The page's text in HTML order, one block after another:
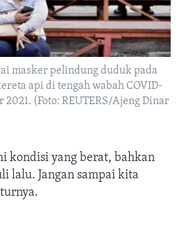
masker pelindung duduk pada
api di tengah wabah COVID-
2021. (Foto: REUTERS/Ajeng Dinar
kondisi yang berat, bahkan
lalu. Jangan sampai kita